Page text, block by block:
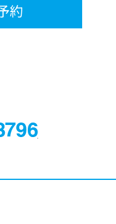
約
0120-12-3796